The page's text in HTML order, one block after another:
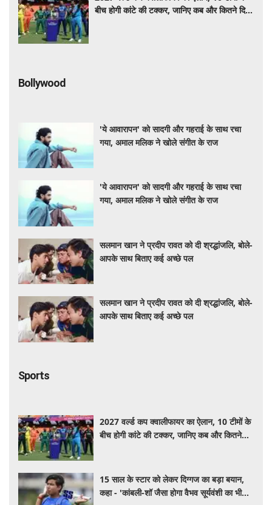
बीच होगी कांटे की टक्कर, जानिए कब और कितने दिन
Bollywood
'ये आवारापन' को सादगी और गहराई के साथ रचा
गया, अमाल मलिक ने खोले संगीत के राज
'ये आवारापन' को सादगी और गहराई के साथ रचा
गया, अमाल मलिक ने खोले संगीत के राज
सलमान खान ने प्रदीप रावत को दी श्रद्धांजलि, बोले-
आपके साथ बिताए कई अच्छे पल
सलमान खान ने प्रदीप रावत को दी श्रद्धांजलि, बोले-
आपके साथ बिताए कई अच्छे पल
Sports
2027 वर्ल्ड कप क्वालीफायर का ऐलान, 10 टीमों के
बीच होगी कांटे की टक्कर, जानिए कब और कितने
15 साल के स्टार को लेकर दिग्गज का बड़ा बयान,
कहा - 'कांबली-शॉ जैसा होगा वैभव सूर्यवंशी का भी